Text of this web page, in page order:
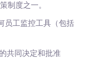
制度之一。
员工监控工具（包括
共同决定和批准